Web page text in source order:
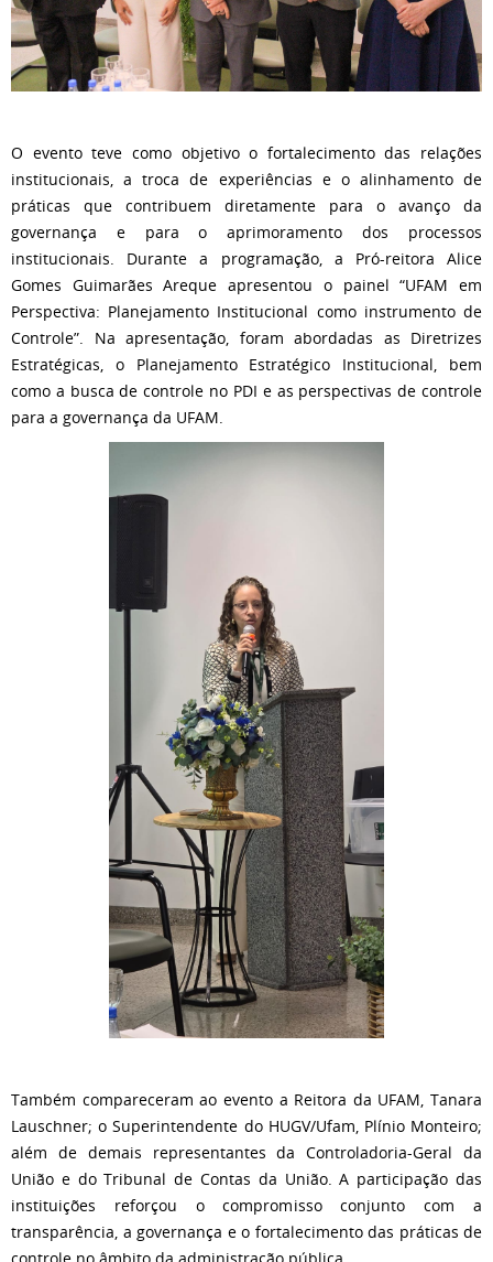
O evento teve como objetivo o fortalecimento das relações
institucionais, a troca de experiências e o alinhamento de
práticas que contribuem diretamente para o avanço da
governança e para o aprimoramento dos processos
institucionais. Durante a programação, a Pró-reitora Alice
Gomes Guimarães Areque apresentou o painel “UFAM em
Perspectiva: Planejamento Institucional como instrumento de
Controle”. Na apresentação, foram abordadas as Diretrizes
Estratégicas, o Planejamento Estratégico Institucional, bem
como a busca de controle no PDI e as perspectivas de controle
para a governança da UFAM.
Também compareceram ao evento a Reitora da UFAM, Tanara
Lauschner; o Superintendente do HUGV/Ufam, Plínio Monteiro;
além de demais representantes da Controladoria-Geral da
União e do Tribunal de Contas da União. A participação das
instituições reforçou o compromisso conjunto com a
transparência, a governança e o fortalecimento das práticas de